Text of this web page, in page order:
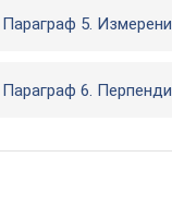
Параграф 5.
Параграф 6.